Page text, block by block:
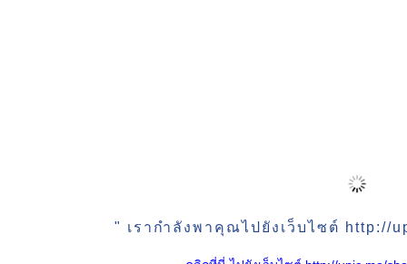
" เรากำลังพาคุณไปยังเว็บไซต์ http://